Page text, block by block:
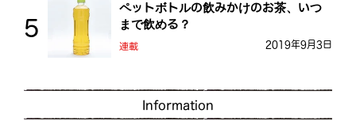
ペットボトルの飲みかけのお茶、いつ
まで飲める？
連載 2019年9月3日
Information